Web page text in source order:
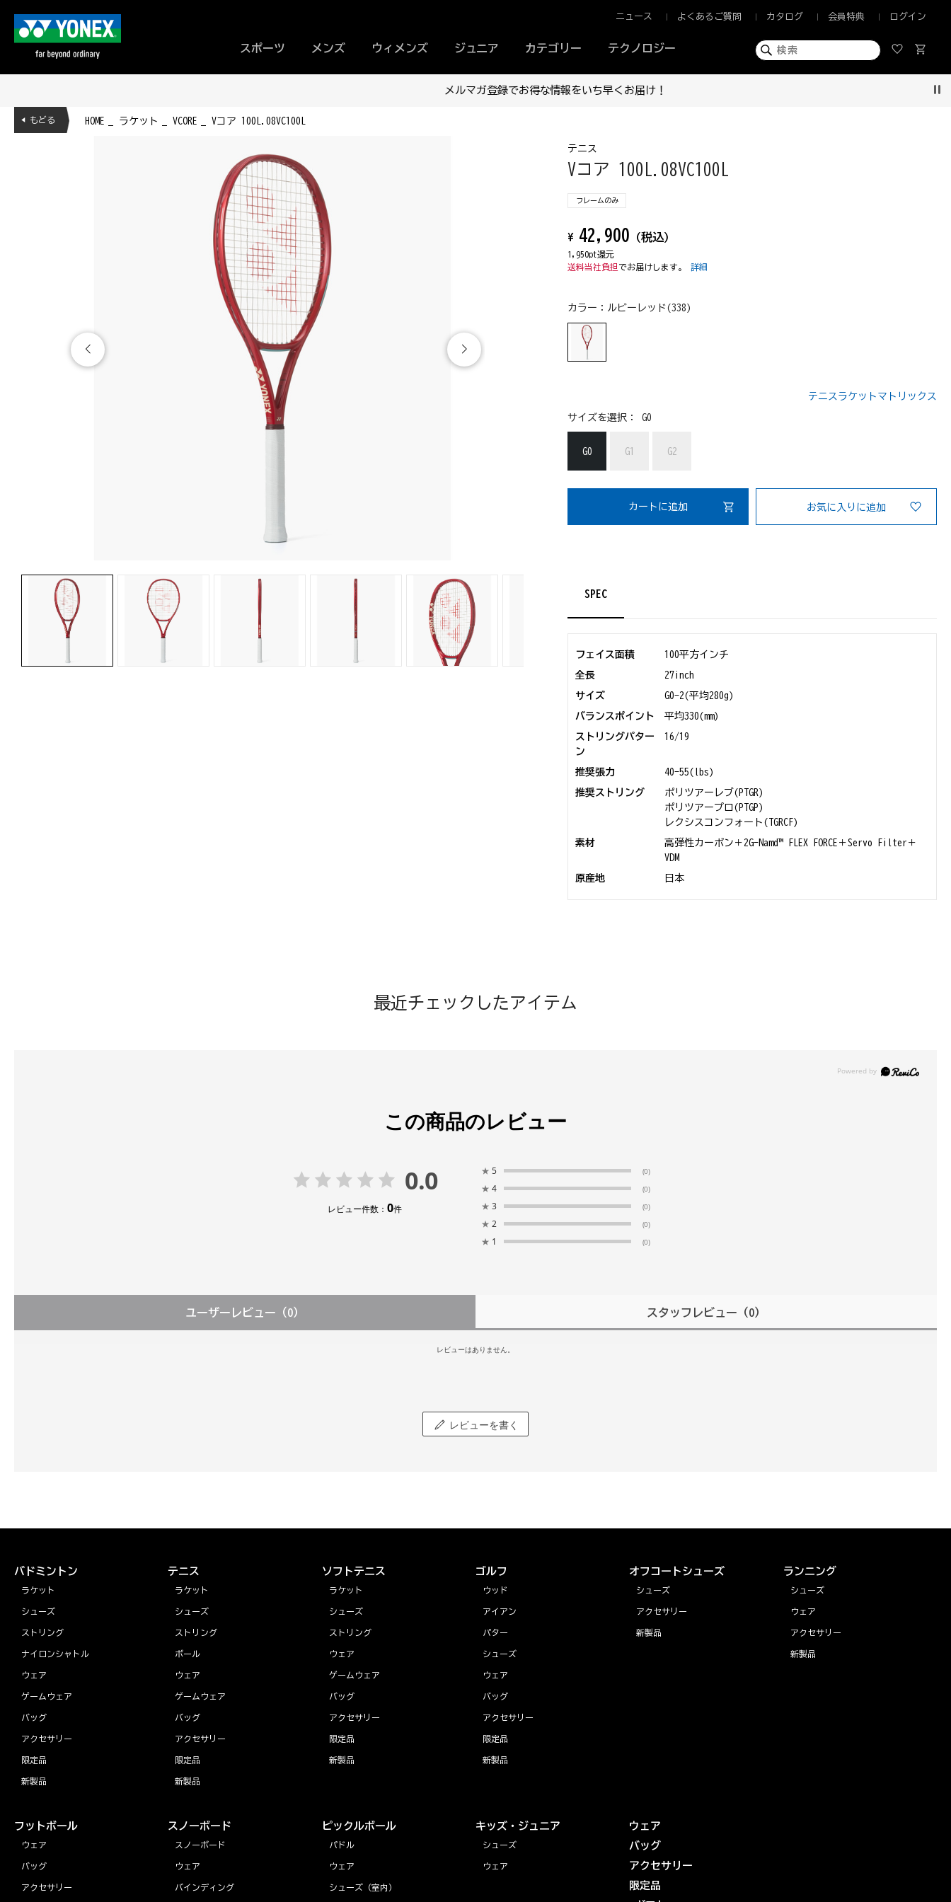
スポーツ メンズ ウィメンズ ジュニア カテゴリー テクノロジー
ニュース よくあるご質問 カタログ 会員特典 ログイン
メルマガ登録でお得な情報をいち早くお届け！
HOME ラケット VCORE Vコア 100L.08VC100L
◀ もどる
テニス
Vコア 100L.08VC100L
フレームのみ
¥ 42,900 (税込)
1,950pt還元
送料当社負担 でお届けします。詳細
カラー： ルビーレッド(338)
テニスラケットマトリックス
サイズを選択：G0
G0 G1 G2
カートに追加 お気に入りに追加
SPEC
フェイス面積 100平方インチ
全長 27inch
サイズ G0-2(平均280g)
バランスポイント 平均330(mm)
ストリングパター
ン
16/19
推奨張力 40-55(lbs)
推奨ストリング
ポリツアーレブ(PTGR)
ポリツアープロ(PTGP)
レクシスコンフォート(TGRCF)
素材
高弾性カーボン＋2G-Namd™ FLEX FORCE＋Servo Filter＋
VDM
原産地 日本
最近チェックしたアイテム
この商品のレビュー
0.0
レビュー件数： 0件
★ 5 (0)
★ 4 (0)
★ 3 (0)
★ 2 (0)
★ 1 (0)
ユーザーレビュー （0） スタッフレビュー （0）
レビューはありません。
レビューを書く
バドミントン
ラケット
シューズ
ストリング
ナイロンシャトル
ウェア
ゲームウェア
バッグ
アクセサリー
限定品
新製品
テニス
ラケット
シューズ
ストリング
ボール
ウェア
ゲームウェア
バッグ
アクセサリー
限定品
新製品
ソフトテニス
ラケット
シューズ
ストリング
ウェア
ゲームウェア
バッグ
アクセサリー
限定品
新製品
ゴルフ
ウッド
アイアン
パター
シューズ
ウェア
バッグ
アクセサリー
限定品
新製品
オフコートシューズ
シューズ
アクセサリー
新製品
ランニング
シューズ
ウェア
アクセサリー
新製品
フットボール
ウェア
バッグ
アクセサリー
スノーボード
スノーボード
ウェア
バインディング
ピックルボール
パドル
ウェア
シューズ（室内）
キッズ・ジュニア
シューズ
ウェア
ウェア
バッグ
アクセサリー
限定品